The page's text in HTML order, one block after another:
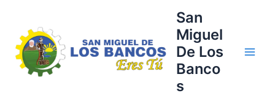
contenido
San
Miguel
De Los
Banco
s